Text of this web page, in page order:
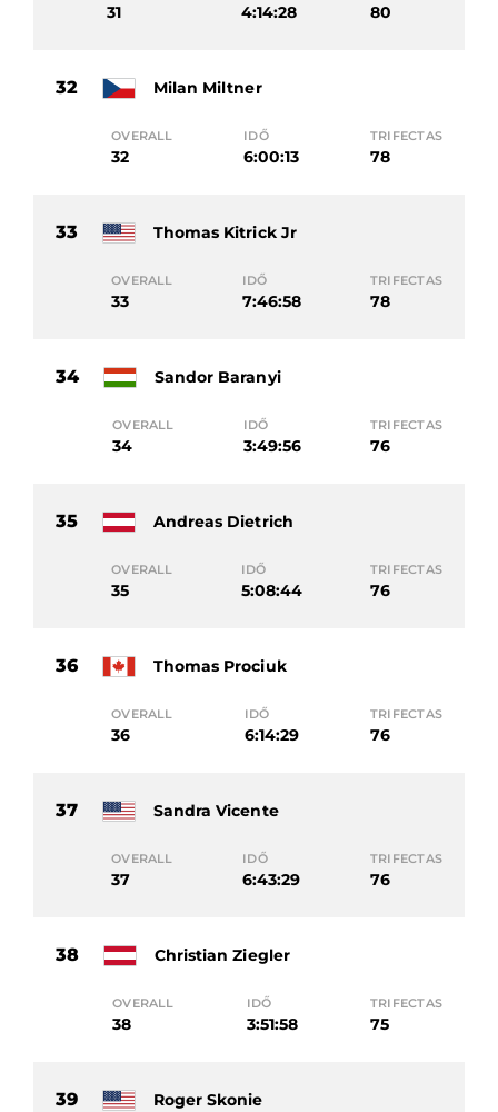
31 4:14:28 80
32 Milan Miltner
OVERALL
32
IDŐ
6:00:13
TRIFECTAS
78
33 Thomas Kitrick Jr
OVERALL
33
IDŐ
7:46:58
TRIFECTAS
78
34 Sandor Baranyi
OVERALL
34
IDŐ
3:49:56
TRIFECTAS
76
35 Andreas Dietrich
OVERALL
35
IDŐ
5:08:44
TRIFECTAS
76
36 Thomas Prociuk
OVERALL
36
IDŐ
6:14:29
TRIFECTAS
76
37 Sandra Vicente
OVERALL
37
IDŐ
6:43:29
TRIFECTAS
76
38 Christian Ziegler
OVERALL
38
IDŐ
3:51:58
TRIFECTAS
75
39 Roger Skonie